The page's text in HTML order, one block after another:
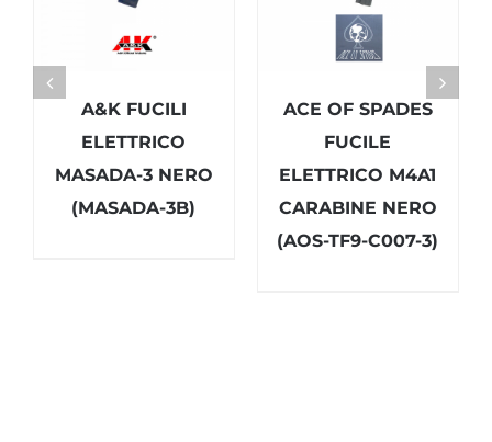
A&K FUCILI
ELETTRICO
MASADA-3 NERO
(MASADA-3B)
ACE OF SPADES
FUCILE
ELETTRICO M4A1
CARABINE NERO
(AOS-TF9-C007-3)